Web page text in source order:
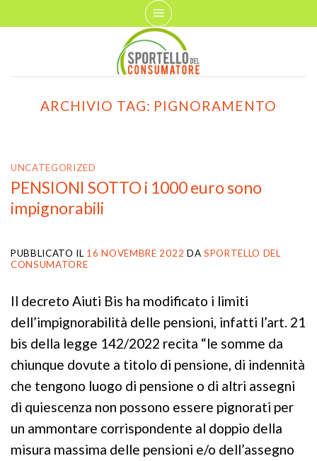
to
ARCHIVIO TAG: PIGNORAMENTO
UNCATEGORIZED
PENSIONI SOTTO i 1000 euro sono
impignorabili
PUBBLICATO IL 16 NOVEMBRE 2022 DA SPORTELLO DEL
CONSUMATORE
Il decreto Aiuti Bis ha modificato i limiti
dell’impignorabilità delle pensioni, infatti l’art. 21
bis della legge 142/2022 recita “le somme da
chiunque dovute a titolo di pensione, di indennità
che tengono luogo di pensione o di altri assegni
di quiescenza non possono essere pignorati per
un ammontare corrispondente al doppio della
misura massima delle pensioni e/o dell’assegno